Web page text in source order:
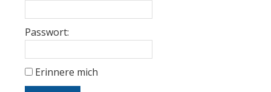
Passwort:
Erinnere mich